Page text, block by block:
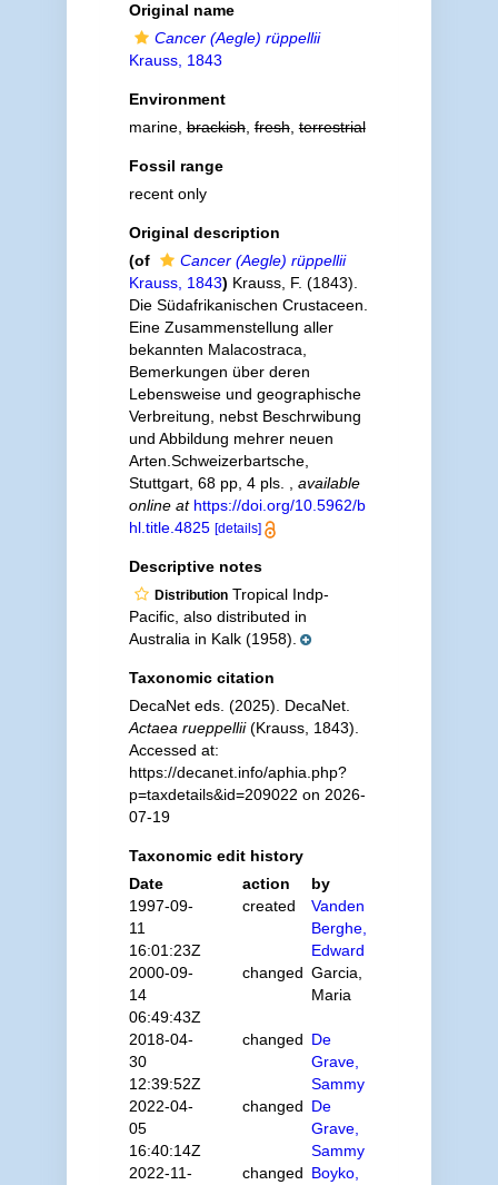
Original name
Cancer (Aegle) rüppellii
Krauss, 1843
Environment
marine,brackish,fresh,terrestrial
Fossil range
recent only
Original description
(of
Cancer (Aegle) rüppellii
Krauss, 1843) Krauss, F. (1843).
Die Südafrikanischen Crustaceen.
Eine Zusammenstellung aller
bekannten Malacostraca,
Bemerkungen über deren
Lebensweise und geographische
Verbreitung, nebst Beschrwibung
und Abbildung mehrer neuen
Arten.Schweizerbartsche,
Stuttgart, 68 pp, 4 pls.
available
online at https://doi.org/10.5962/b
hl.title.4825 [details]
Descriptive notes
DistributionTropical Indp-
Pacific, also distributed in
Australia in Kalk (1958).
Taxonomic citation
DecaNet eds. (2025). DecaNet.
Actaea rueppellii(Krauss, 1843).
Accessed at:
https://decanet.info/aphia.php?
p=taxdetails&id=209022 on 2026-
07-19
Taxonomic edit history
Date
action
by
1997-09-
11
16:01:23Z
created
Vanden
Berghe,
Edward
2000-09-
14
06:49:43Z
changed Garcia,
Maria
2018-04-
30
12:39:52Z
changed De
Grave,
Sammy
2022-04-
05
16:40:14Z
changed De
Grave,
Sammy
2022-11-
changed Boyko,